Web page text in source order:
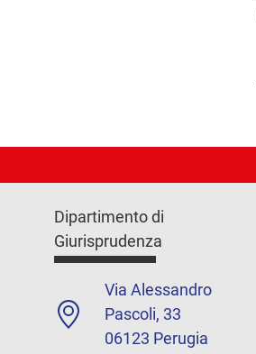
Dipartimento di
Giurisprudenza
Via Alessandro
Pascoli, 33
06123 Perugia